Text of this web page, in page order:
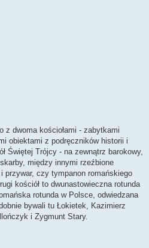
z dwoma kościołami - zabytkami
obiektami z podręczników historii i
Świętej Trójcy - na zewnątrz barokowy,
między innymi rzeźbione
przywar, czy tympanon romańskiego
kościół to dwunastowieczna rotunda
rotunda w Polsce, odwiedzana
bywali tu Łokietek, Kazimierz
i Zygmunt Stary.